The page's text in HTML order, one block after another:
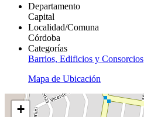
Departamento
Capital
Localidad/Comuna
Córdoba
Categorías
Barrios, Edificios y Consorcios
Mapa de Ubicación
+